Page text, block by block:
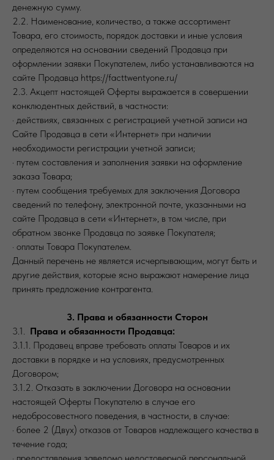
денежную сумму.
2.2. Наименование, количество, а также ассортимент
Товара, его стоимость, порядок доставки и иные условия
определяются на основании сведений Продавца при
оформлении заявки Покупателем, либо устанавливаются на
сайте Продавца https://facttwentyone.ru/
2.3. Акцепт настоящей Оферты выражается в совершении
конклюдентных действий, в частности:
· действиях, связанных с регистрацией учетной записи на
Сайте Продавца в сети «Интернет» при наличии
необходимости регистрации учетной записи;
· путем составления и заполнения заявки на оформление
заказа Товара;
· путем сообщения требуемых для заключения Договора
сведений по телефону, электронной почте, указанными на
сайте Продавца в сети «Интернет», в том числе, при
обратном звонке Продавца по заявке Покупателя;
· оплаты Товара Покупателем.
Данный перечень не является исчерпывающим, могут быть и
другие действия, которые ясно выражают намерение лица
принять предложение контрагента.
3. Права и обязанности Сторон
3.1. Права и обязанности Продавца:
3.1.1. Продавец вправе требовать оплаты Товаров и их
доставки в порядке и на условиях, предусмотренных
Договором;
3.1.2. Отказать в заключении Договора на основании
настоящей Оферты Покупателю в случае его
недобросовестного поведения, в частности, в случае:
· более 2 (Двух) отказов от Товаров надлежащего качества в
течение года;